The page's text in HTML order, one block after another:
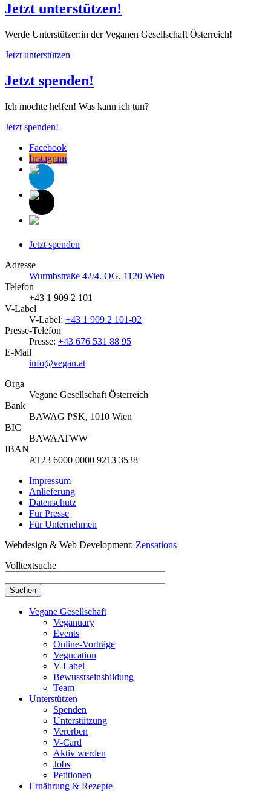
Jetzt unterstützen!
Werde Unterstützer:in der Veganen Gesellschaft Österreich!
Jetzt unterstützen
Jetzt spenden!
Ich möchte helfen! Was kann ich tun?
Jetzt spenden!
Facebook
Instagram
Jetzt spenden
Adresse
Wurmbstraße 42/4. OG, 1120 Wien
Telefon
+43 1 909 2 101
V-Label
V-Label: +43 1 909 2 101-02
Presse-Telefon
Presse: +43 676 531 88 95
E-Mail
info@vegan.at
Orga
Vegane Gesellschaft Österreich
Bank
BAWAG PSK, 1010 Wien
BIC
BAWAATWW
IBAN
AT23 6000 0000 9213 3538
Impressum
Anlieferung
Datenschutz
Für Presse
Für Unternehmen
Webdesign & Web Development: Zensations
Volltextsuche
Vegane Gesellschaft
Veganuary
Events
Online-Vorträge
Vegucation
V-Label
Bewusstseinsbildung
Team
Unterstützen
Spenden
Unterstützung
Vererben
V-Card
Aktiv werden
Jobs
Petitionen
Ernährung & Rezepte